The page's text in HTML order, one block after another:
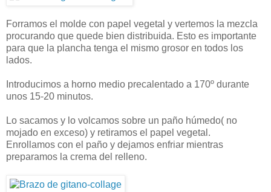
Forramos el molde con papel vegetal y vertemos la mezcla
procurando que quede bien distribuida. Esto es importante
para que la plancha tenga el mismo grosor en todos los
lados.
Introducimos a horno medio precalentado a 170º durante
unos 15-20 minutos.
Lo sacamos y lo volcamos sobre un paño húmedo( no
mojado en exceso) y retiramos el papel vegetal.
Enrollamos con el paño y dejamos enfriar mientras
preparamos la crema del relleno.